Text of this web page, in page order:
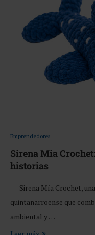
Emprendedores
Sirena Mia
historias
Sirena Mía Crochet,
quintanarroense que
ambiental y …